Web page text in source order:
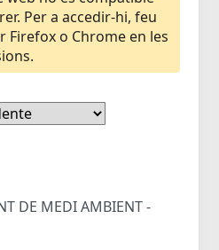
Per a accedir-hi, feu
Firefox o Chrome en les
DE MEDI AMBIENT -